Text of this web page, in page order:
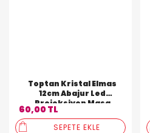
Toptan Kristal Elmas
12cm Abajur Led
Projeksiyon Masa
Lambası
60,00 TL
SEPETE EKLE